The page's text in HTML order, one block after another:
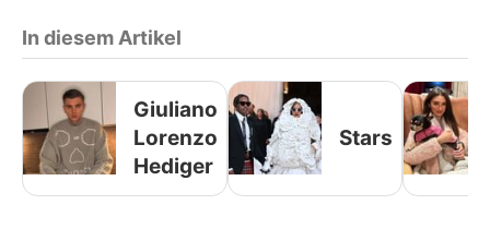
In diesem Artikel
Giuliano
Lorenzo
Hediger
Stars